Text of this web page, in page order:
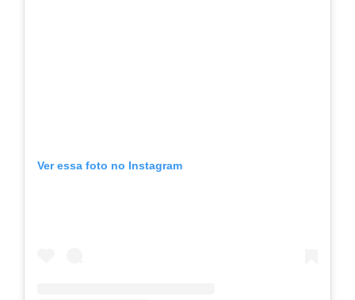
Ver essa foto no Instagram